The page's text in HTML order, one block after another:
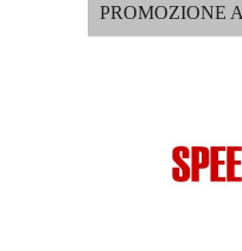
PROMOZIONE